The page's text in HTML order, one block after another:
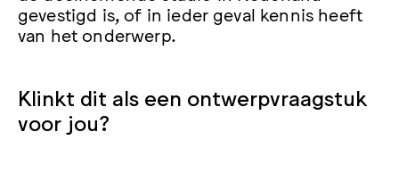
gevestigd is, of in ieder geval kennis heeft
van het onderwerp.
Klinkt dit als een ontwerpvraagstuk
voor jou?